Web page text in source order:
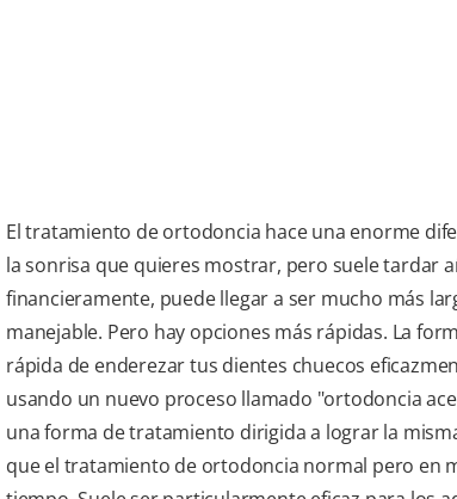
El tratamiento de ortodoncia hace una enorme
la sonrisa que quieres mostrar, pero suele tardar
financieramente, puede llegar a ser mucho más
manejable. Pero hay opciones más rápidas. La
rápida de enderezar tus dientes chuecos
usando un nuevo proceso llamado "ortodoncia
una forma de tratamiento dirigida a lograr la
que el tratamiento de ortodoncia normal pero en